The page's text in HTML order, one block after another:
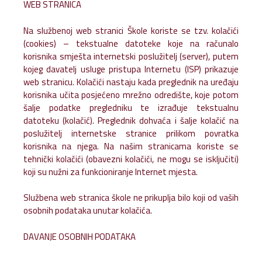
WEB STRANICA
Na službenoj web stranici Škole koriste se tzv. kolačići
(cookies) – tekstualne datoteke koje na računalo
korisnika smješta internetski poslužitelj (server), putem
kojeg davatelj usluge pristupa Internetu (ISP) prikazuje
web stranicu. Kolačići nastaju kada preglednik na uređaju
korisnika učita posjećeno mrežno odredište, koje potom
šalje podatke pregledniku te izrađuje tekstualnu
datoteku (kolačić). Preglednik dohvaća i šalje kolačić na
poslužitelj internetske stranice prilikom povratka
korisnika na njega. Na našim stranicama koriste se
tehnički kolačići (obavezni kolačići, ne mogu se isključiti)
koji su nužni za funkcioniranje Internet mjesta.
Službena web stranica škole ne prikuplja bilo koji od vaših
osobnih podataka unutar kolačića.
DAVANJE OSOBNIH PODATAKA